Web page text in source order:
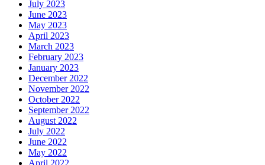
July 2023
June 2023
May 2023
April 2023
March 2023
February 2023
January 2023
December 2022
November 2022
October 2022
September 2022
August 2022
July 2022
June 2022
May 2022